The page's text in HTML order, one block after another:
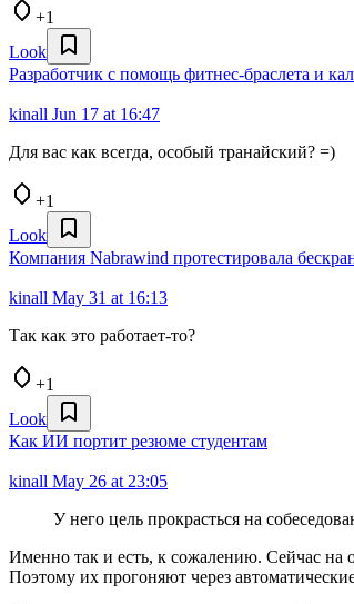
+1
Look
Разработчик с помощь фитнес-браслета и
kinall Jun 17 at 16:47
Для вас как всегда, особый транайский? =)
+1
Look
Компания Nabrawind протестировала
kinall May 31 at 16:13
Так как это работает-то?
+1
Look
Как ИИ портит резюме студентам
kinall May 26 at 23:05
У него цель прокрасться на
Именно так и есть, к сожалению. Сейчас на
Поэтому их прогоняют через